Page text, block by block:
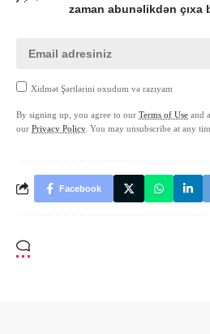
zaman abunəlikdən çıxa
Xidmət Şərtlərini oxudum və razıyam
By signing up, you agree to our Terms of Use and
our Privacy Policy. You may unsubscribe at any
Facebook